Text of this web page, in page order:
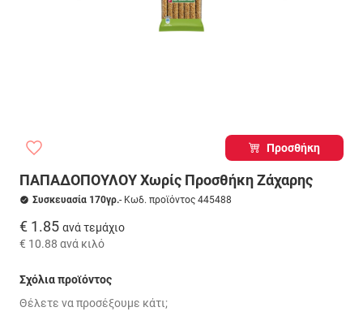
Προσθήκη
ΠΑΠΑΔΟΠΟΥΛΟΥ Χωρίς Προσθήκη Ζάχαρης
Συσκευασία 170γρ.- Κωδ. προϊόντος 445488
€ 1.85 ανά τεμάχιο
€ 10.88 ανά κιλό
Σχόλια προϊόντος